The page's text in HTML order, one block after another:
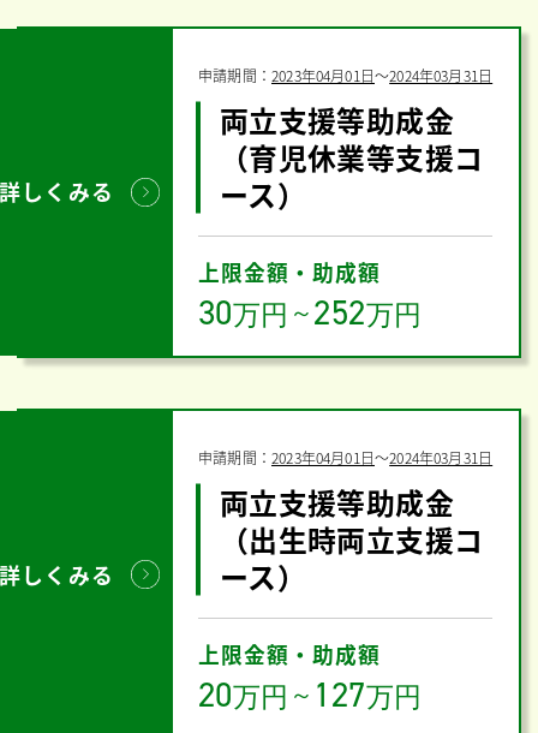
詳しくみる
申請期間：2023年04月01日〜2024年03月31日
両立支援等助成金
（育児休業等支援コ
ース）
上限金額・助成額
30万円 ～252万円
詳しくみる
申請期間：2023年04月01日〜2024年03月31日
両立支援等助成金
（出生時両立支援コ
ース）
上限金額・助成額
20万円 ～ 127万円